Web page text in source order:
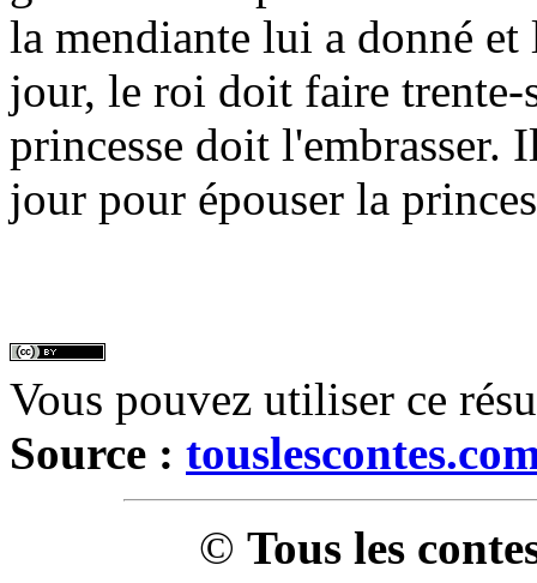
la mendiante lui a donné
jour, le roi doit faire
princesse doit l'embrasser.
jour pour épouser la
Vous pouvez utiliser ce
Source :
© Tous les